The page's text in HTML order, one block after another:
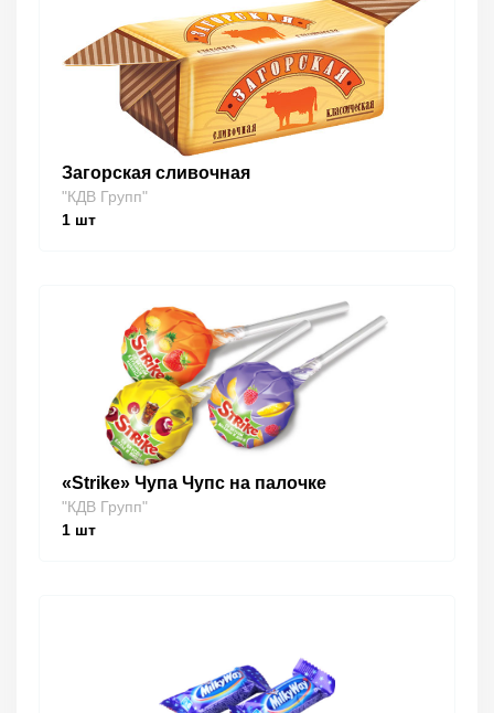
Загорская сливочная
"КДВ Групп"
1 шт
«Strike» Чупа Чупс на палочке
"КДВ Групп"
1 шт